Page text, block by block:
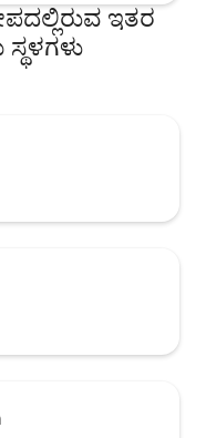
ಇತರ